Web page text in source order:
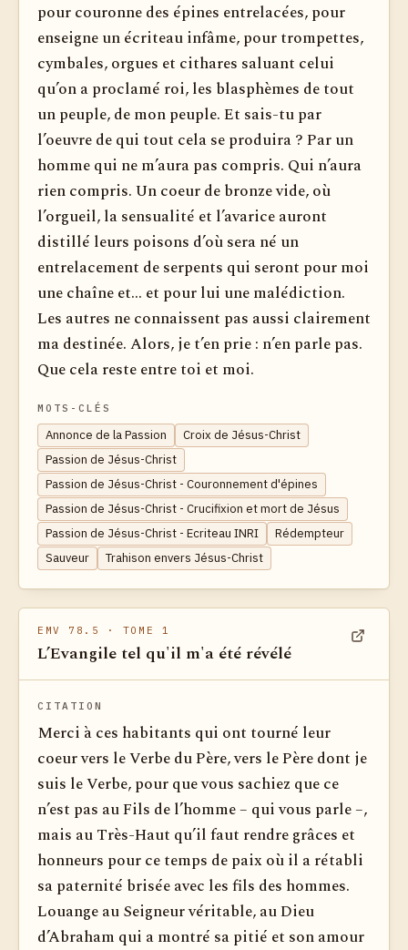
pour couronne des é­pines entrelacées, pour
enseigne un écriteau infâme, pour trom­pettes,
cymbales, orgues et cithares saluant celui
qu’on a proclamé roi, les blasphèmes de tout
un peuple, de mon peuple. Et sais-tu par
l’oeuvre de qui tout cela se produira ? Par un
homme qui ne m’aura pas compris. Qui n’aura
rien compris. Un coeur de bronze vide, où
l’orgueil, la sensualité et l’avarice auront
distillé leurs poisons d’où sera né un
entrelacement de serpents qui seront pour moi
une chaîne et... et pour lui une malédiction.
Les autres ne connaissent pas aussi clairement
ma destinée. Alors, je t’en prie : n’en parle pas.
Que cela reste entre toi et moi.
MOTS-CLÉS
Annonce de la Passion
Croix de Jésus-Christ
Passion de Jésus-Christ
Passion de Jésus-Christ - Couronnement d'épines
Passion de Jésus-Christ - Crucifixion et mort de Jésus
Passion de Jésus-Christ - Ecriteau INRI
Rédempteur
Sauveur
Trahison envers Jésus-Christ
EMV 78.5 · TOME 1
L’Evangile tel qu'il m'a été révélé
CITATION
Merci à ces habitants qui ont tourné leur
coeur vers le Verbe du Père, vers le Père dont je
suis le Verbe, pour que vous sachiez que ce
n’est pas au Fils de l’homme – qui vous parle –,
mais au Très-Haut qu’il faut rendre grâces et
honneurs pour ce temps de paix où il a rétabli
sa paternité brisée avec les fils des hommes.
Louange au Seigneur véritable, au Dieu
d’Abraham qui a montré sa pitié et son amour